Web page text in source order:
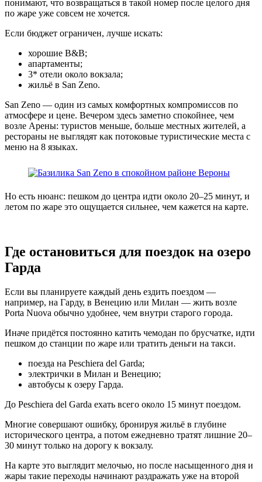
понимают, что возвращаться в такой номер после целого дня
по жаре уже совсем не хочется.
Если бюджет ограничен, лучше искать:
хорошие B&B;
апартаменты;
3* отели около вокзала;
жильё в San Zeno.
San Zeno — один из самых комфортных компромиссов по
атмосфере и цене. Вечером здесь заметно спокойнее, чем
возле Арены: туристов меньше, больше местных жителей, а
рестораны не выглядят как потоковые туристические места с
меню на 8 языках.
Но есть нюанс: пешком до центра идти около 20–25 минут, и
летом по жаре это ощущается сильнее, чем кажется на карте.
Где остановиться для поездок на озеро
Гарда
Если вы планируете каждый день ездить поездом —
например, на Гарду, в Венецию или Милан — жить возле
Porta Nuova обычно удобнее, чем внутри старого города.
Иначе придётся постоянно катить чемодан по брусчатке, идти
пешком до станции по жаре или тратить деньги на такси.
поезда на Peschiera del Garda;
электрички в Милан и Венецию;
автобусы к озеру Гарда.
До Peschiera del Garda ехать всего около 15 минут поездом.
Многие совершают ошибку, бронируя жильё в глубине
исторического центра, а потом ежедневно тратят лишние 20–
30 минут только на дорогу к вокзалу.
На карте это выглядит мелочью, но после насыщенного дня и
жары такие переходы начинают раздражать уже на второй